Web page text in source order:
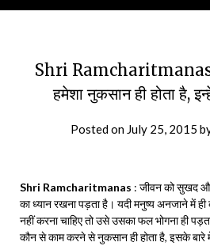
Shri Ramcharitmanas
हमेशा नुकसान ही होता है,
Posted on July 25, 2015
Shri Ramcharitmanas : जीवन को सुखद
का ध्यान रखना पड़ता है। यदी मनुष्य अनजाने में
नहीं करना चाहिए तो उसे उसका फल भोगना ही
कौन से काम करने से नुकसान ही होता है, इसके बारे